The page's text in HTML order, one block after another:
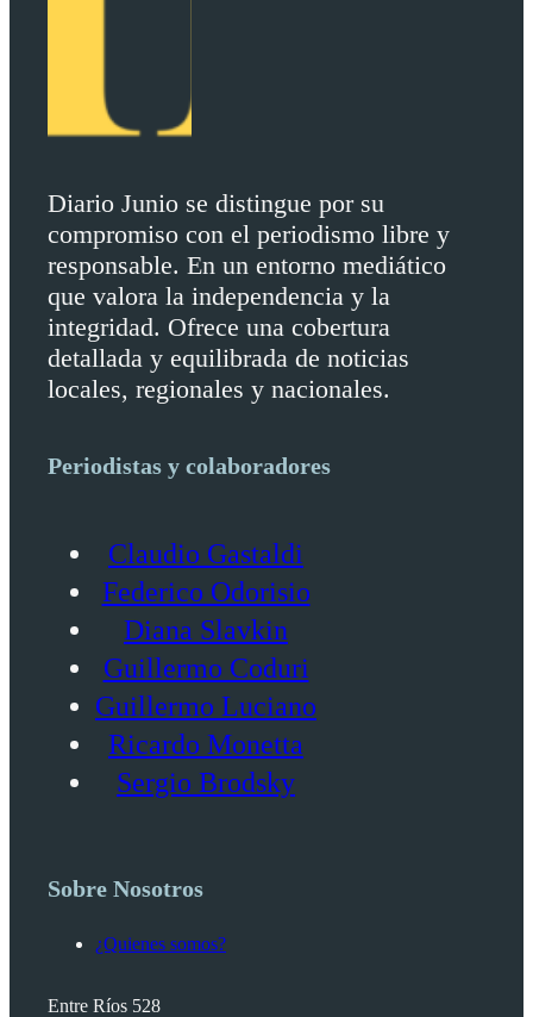
Diario Junio se distingue por su
compromiso con el periodismo libre y
responsable. En un entorno mediático
que valora la independencia y la
integridad. Ofrece una cobertura
detallada y equilibrada de noticias
locales, regionales y nacionales.
Periodistas y colaboradores
Claudio Gastaldi
Federico Odorisio
Diana Slavkin
Guillermo Coduri
Guillermo Luciano
Ricardo Monetta
Sergio Brodsky
Sobre Nosotros
¿Quienes somos?
Entre Ríos 528